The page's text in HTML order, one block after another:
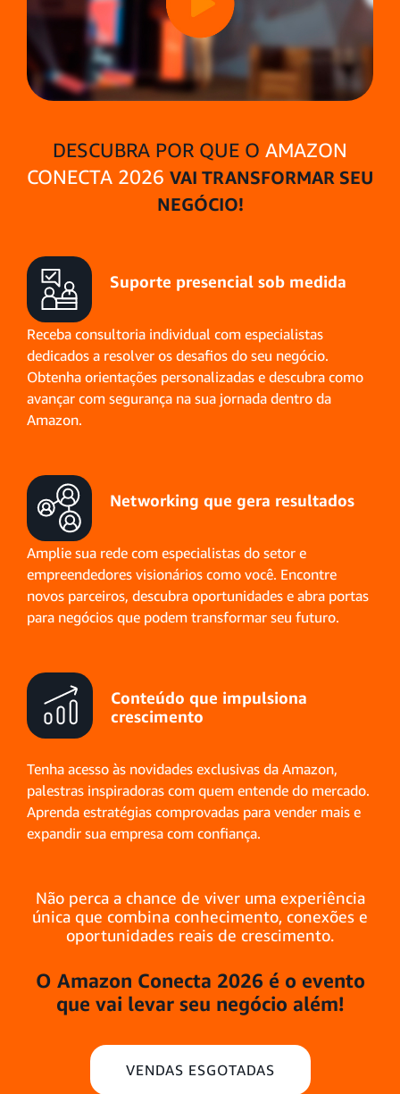
DESCUBRA POR QUE O AMAZON
CONECTA 2026 VAI TRANSFORMAR SEU
NEGÓCIO!
Suporte presencial sob medida
Receba consultoria individual com especialistas
dedicados a resolver os desafios do seu negócio.
Obtenha orientações personalizadas e descubra como
avançar com segurança na sua jornada dentro da
Amazon.
Networking que gera resultados
Amplie sua rede com especialistas do setor e
empreendedores visionários como você. Encontre
novos parceiros, descubra oportunidades e abra portas
para negócios que podem transformar seu futuro.
Conteúdo que impulsiona
crescimento
Tenha acesso às novidades exclusivas da Amazon,
palestras inspiradoras com quem entende do mercado.
Aprenda estratégias comprovadas para vender mais e
expandir sua empresa com confiança.
Não perca a chance de viver uma experiência
única que combina conhecimento, conexões e
oportunidades reais de crescimento.
O Amazon Conecta 2026 é o evento
que vai levar seu negócio além!
VENDAS ESGOTADAS